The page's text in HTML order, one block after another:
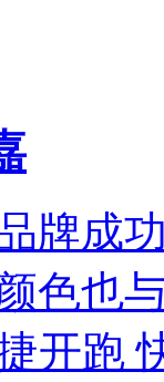
牌成
色也
开跑